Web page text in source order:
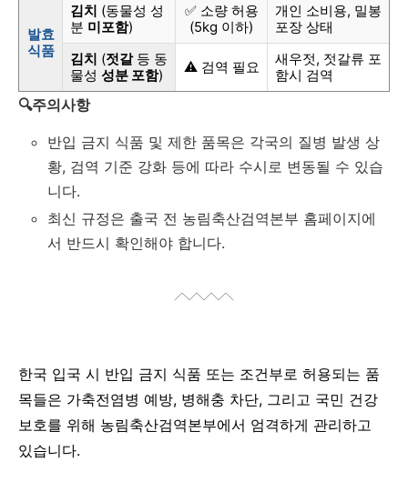
발효
식품
김치 (동물성 성
분 미포함)
✅ 소량 허용
(5kg 이하)
개인 소비용, 밀봉
포장 상태
김치 (젓갈등 동
물성 성분 포함) ⚠️ 검역 필요
새우젓, 젓갈류 포
함시 검역
🔍주의사항
반입 금지 식품 및 제한 품목은 각국의 질병 발생 상
황, 검역 기준 강화 등에 따라 수시로 변동될 수 있습
니다.
최신 규정은 출국 전 농림축산검역본부 홈페이지에
서 반드시 확인해야 합니다.
한국 입국 시 반입 금지 식품 또는 조건부로 허용되는 품
목들은 가축전염병 예방, 병해충 차단, 그리고 국민 건강
보호를 위해 농림축산검역본부에서 엄격하게 관리하고
있습니다.